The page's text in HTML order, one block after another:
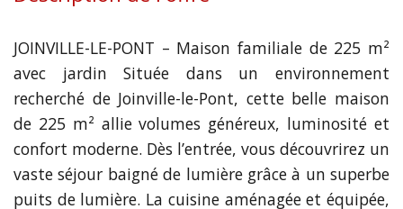
JOINVILLE-LE-PONT – Maison familiale de 225 m²
avec jardin Située dans un environnement
recherché de Joinville-le-Pont, cette belle maison
de 225 m² allie volumes généreux, luminosité et
confort moderne. Dès l’entrée, vous découvrirez un
vaste séjour baigné de lumière grâce à un superbe
puits de lumière. La cuisine aménagée et équipée,